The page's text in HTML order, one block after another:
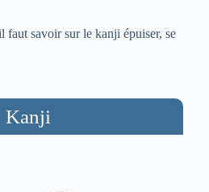
faut savoir sur le kanji épuiser, se
Kanji